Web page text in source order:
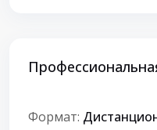
Формат: